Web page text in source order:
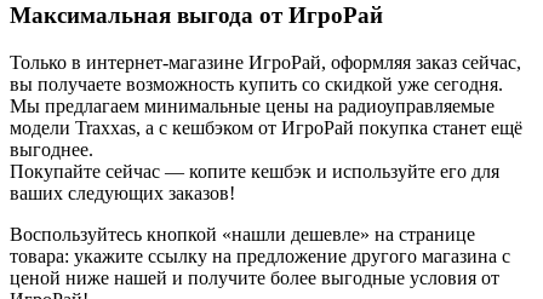
Максимальная выгода от ИгроРай
Только в интернет-магазине ИгроРай, оформляя заказ сейчас,
вы получаете возможность купить со скидкой уже сегодня.
Мы предлагаем минимальные цены на радиоуправляемые
модели Traxxas, а с кешбэком от ИгроРай покупка станет ещё
выгоднее.
Покупайте сейчас — копите кешбэк и используйте его для
ваших следующих заказов!
Воспользуйтесь кнопкой «нашли дешевле» на странице
товара: укажите ссылку на предложение другого магазина с
ценой ниже нашей и получите более выгодные условия от